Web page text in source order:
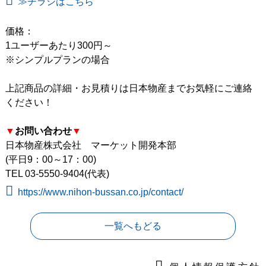
価格：
1ユーザーあたり300円～
※シンプルプランの場合
上記商品の詳細・お見積りは日本物産までお気軽にご連絡
ください！
▼ お問い合わせ▼
日本物産株式会社 マーケット開発本部
(平日9：00～17：00)
TEL 03-5550-9404(代表)
https://www.nihon-bussan.co.jp/contact/
一覧へもどる